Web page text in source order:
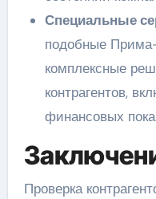
Специальные
подобные
комплексные
контрагентов,
финансовых
Проверка